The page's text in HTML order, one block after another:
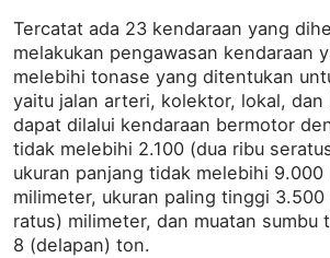
Tercatat ada 23 kendaraan yang
melakukan pengawasan kendaraan
melebihi tonase yang ditentukan
yaitu jalan arteri, kolektor, lokal, dan
dapat dilalui kendaraan bermotor
tidak melebihi 2.100 (dua ribu
ukuran panjang tidak melebihi 9.000
milimeter, ukuran paling tinggi 3.500
ratus) milimeter, dan muatan sumbu
8 (delapan) ton.